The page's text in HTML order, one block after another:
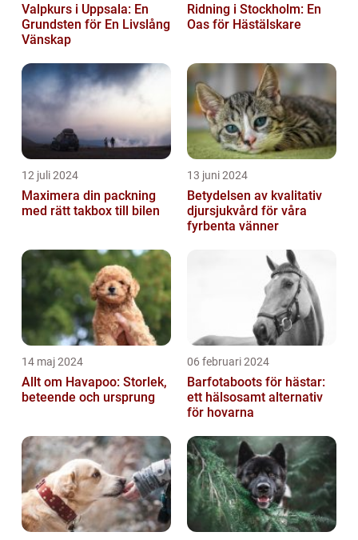
Valpkurs i Uppsala: En
Grundsten för En Livslång
Vänskap
Ridning i Stockholm: En
Oas för Hästälskare
12 juli 2024
Maximera din packning
med rätt takbox till bilen
13 juni 2024
Betydelsen av kvalitativ
djursjukvård för våra
fyrbenta vänner
14 maj 2024
Allt om Havapoo: Storlek,
beteende och ursprung
06 februari 2024
Barfotaboots för hästar:
ett hälsosamt alternativ
för hovarna